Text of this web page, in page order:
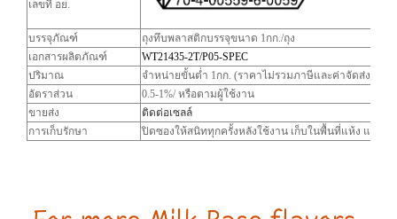
เลขที่ อย.
บรรจุภัณฑ์
ถุงทึบพลาสติกบรรจุขนาด 1กก./ถุง
เอกสารผลิตภัณฑ์
WT21435-2T/P05-SPEC
ปริมาณ
จำหน่ายขั้นต่ำ 1กก. (ราคาไม่รวมภาษีและค่าจัดส่ง)
อัตราส่วน
0.5-1%/ หรือตามผู้ใช้งาน
ขายส่ง
ติดต่อเซลล์
การเก็บรักษา
ปิดซองให้สนิททุกครั้งหลังใช้งาน เก็บในพื้นที่แห้ง และพ้